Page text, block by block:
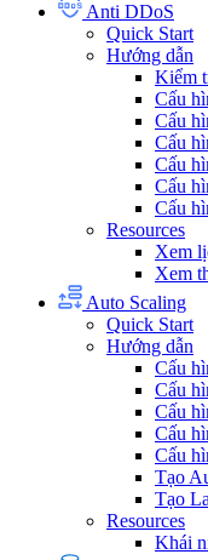
Anti DDoS
Quick Start
Hướng dẫn
Kiểm
Cấu
Cấu
Cấu
Cấu
Cấu
Cấu
Resources
Xem
Xem
Auto Scaling
Quick Start
Hướng dẫn
Cấu
Cấu
Cấu
Cấu
Cấu
Tạo
Tạo
Resources
Khái